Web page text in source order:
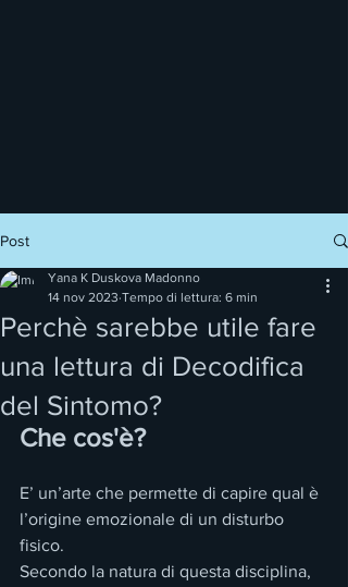
Post
Perchè sarebbe utile fare
una lettura di Decodifica
del Sintomo?
Yana K Duskova Madonno
14 nov 2023 Tempo di lettura: 6 min
Che cos'è?
E’ un’arte che permette di capire qual è
l’origine emozionale di un disturbo
fisico.
Secondo la natura di questa disciplina,